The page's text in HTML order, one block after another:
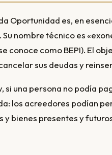
Oportunidad es, en
nombre técnico es
conoce como BEPI). El
sus deudas y
si una persona no podía
los acreedores podían
y bienes presentes y